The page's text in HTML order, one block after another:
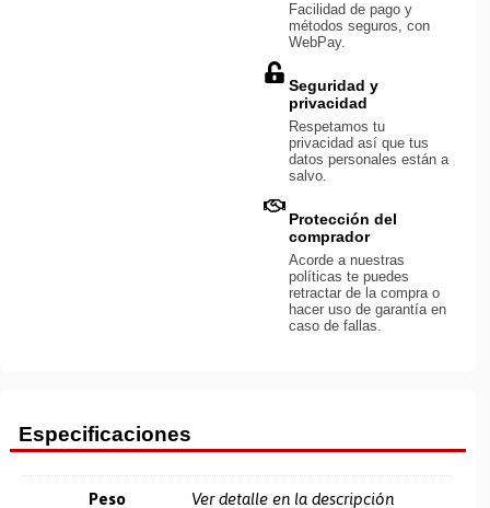
Facilidad de pago y
métodos seguros, con
WebPay.
Seguridad y
privacidad
Respetamos tu
privacidad así que tus
datos personales están a
salvo.
Protección del
comprador
Acorde a nuestras
políticas te puedes
retractar de la compra o
hacer uso de garantía en
caso de fallas.
Especificaciones
Peso Ver detalle en la descripción